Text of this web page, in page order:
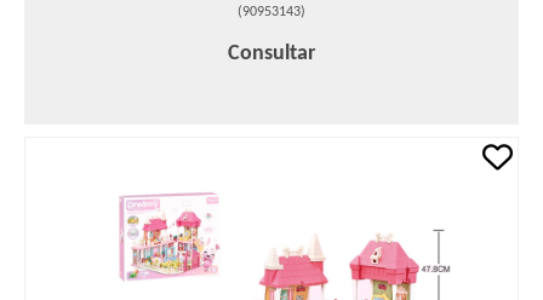
(90953143)
Consultar